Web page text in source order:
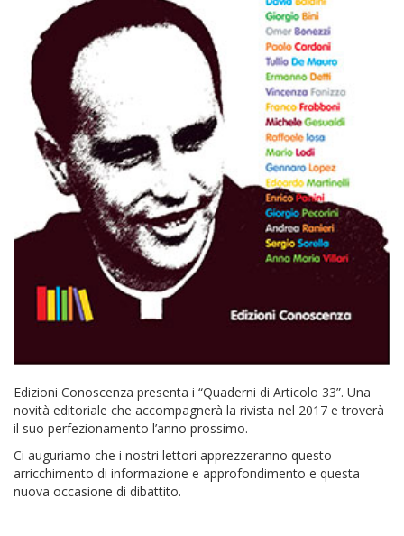
Edizioni Conoscenza presenta i “Quaderni di Articolo 33”. Una
novità editoriale che accompagnerà la rivista nel 2017 e troverà
il suo perfezionamento l’anno prossimo.
Ci auguriamo che i nostri lettori apprezzeranno questo
arricchimento di informazione e approfondimento e questa
nuova occasione di dibattito.